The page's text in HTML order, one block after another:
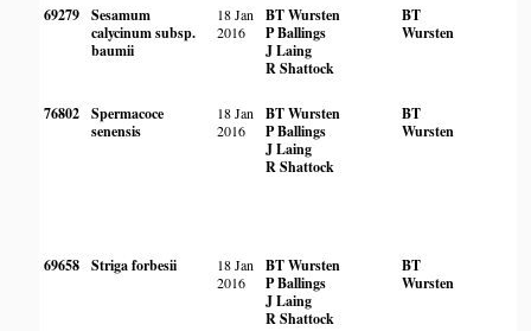
69279 Sesamum
calycinum subsp.
baumii
18 Jan
2016
BT Wursten
P Ballings
J Laing
R Shattock
BT
Wursten
76802 Spermacoce
senensis
18 Jan
2016
BT Wursten
P Ballings
J Laing
R Shattock
BT
Wursten
69658 Striga forbesii
18 Jan
2016
BT Wursten
P Ballings
J Laing
R Shattock
BT
Wursten